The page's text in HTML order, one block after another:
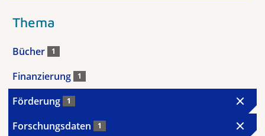
Thema
Bücher 1
Finanzierung 1
Förderung 1
Forschungsdaten 1